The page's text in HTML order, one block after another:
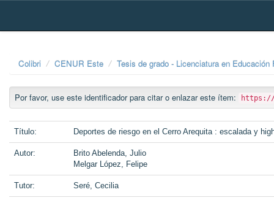
Skip
Colibri CENUR Este Tesis de grado - Licenciatura en Educación
Por favor, use este identificador para citar o enlazar este ítem: https://
Título: Deportes de riesgo en el Cerro Arequita : escalada y
Autor:
Brito Abelenda, Julio
Melgar López, Felipe
Tutor: Seré, Cecilia